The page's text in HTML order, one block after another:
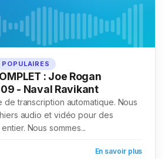
: Joe Rogan
- Naval Ravikant
de transcription automatique. Nous
audio et vidéo pour des
Nous sommes...
En savoir plus